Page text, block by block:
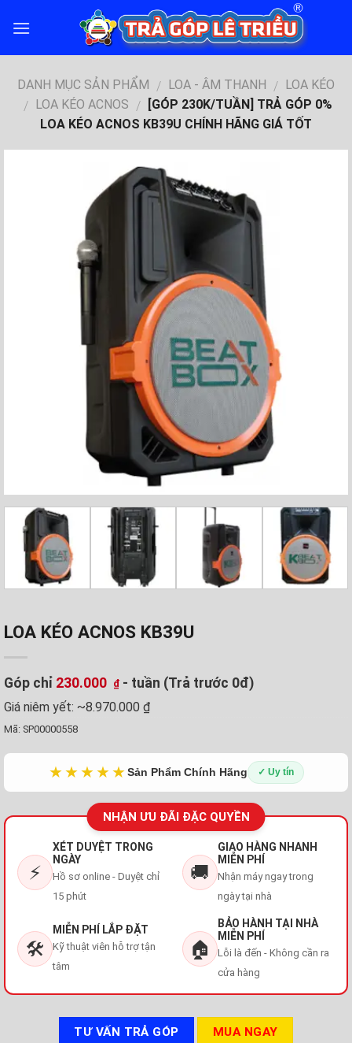
DANH MỤC SẢN PHẨM / LOA - ÂM THANH / LOA KÉO
/ LOA KÉO ACNOS /
[GÓP 230K/TUẦN] TRẢ GÓP 0%
LOA KÉO ACNOS KB39U CHÍNH HÃNG GIÁ TỐT
LOA KÉO ACNOS KB39U
Góp chỉ 230.000 ₫ - tuần (Trả trước 0đ)
Giá niêm yết: ~8.970.000 ₫
Mã: SP00000558
★★★★★Sản Phẩm Chính Hãng ✓ Uy tín
NHẬN ƯU ĐÃI ĐẶC QUYỀN
⚡
XÉT DUYỆT TRONG
NGÀY
Hồ sơ online - Duyệt chỉ
15 phút
🚚
GIAO HÀNG NHANH
MIỄN PHÍ
Nhận máy ngay trong
ngày tại nhà
🛠️
MIỄN PHÍ LẮP ĐẶT
Kỹ thuật viên hỗ trợ tận
tâm
🏠
BẢO HÀNH TẠI NHÀ
MIỄN PHÍ
Lỗi là đến - Không cần ra
cửa hàng
TƯ VẤN TRẢ GÓP MUA NGAY